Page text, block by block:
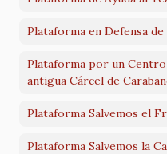
Plataforma en Defensa de
Plataforma por un
antigua Cárcel de
Plataforma Salvemos el
Plataforma Salvemos la